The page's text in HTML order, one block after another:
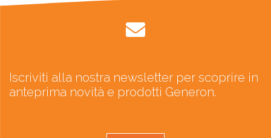
Iscriviti alla nostra newsletter per scoprire in
anteprima novità e prodotti Generon.